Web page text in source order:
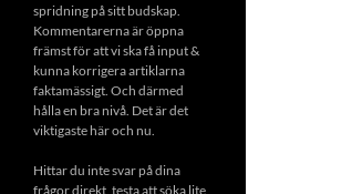
spridning på sitt budskap.
Kommentarerna är öppna
främst för att vi ska få input &
kunna korrigera artiklarna
faktamässigt. Och därmed
hålla en bra nivå. Det är det
viktigaste här och nu.
Hittar du inte svar på dina
frågor direkt, testa att söka lite